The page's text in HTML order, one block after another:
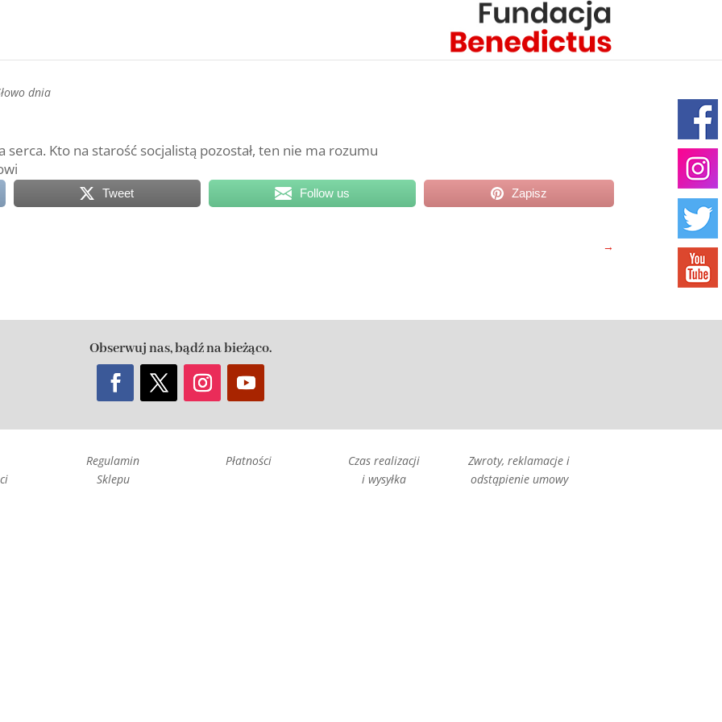
dnia
serca. Kto na starość socjalistą pozostał, ten nie ma rozumu
Tweet Follow us Zapisz
→
Obserwuj nas, bądź na bieżąco.
Regulamin
Sklepu
Płatności
Czas realizacji
i wysyłka
Zwroty, reklamacje i
odstąpienie umowy